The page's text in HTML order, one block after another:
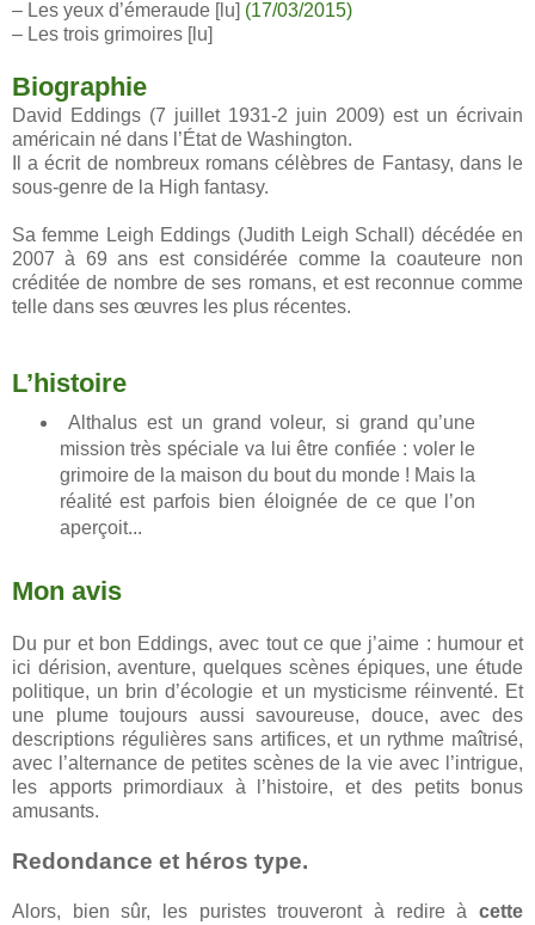
– Les yeux d’émeraude [lu] (17/03/2015)
– Les trois grimoires [lu]
Biographie
David Eddings (7 juillet 1931-2 juin 2009) est un écrivain
américain né dans l’État de Washington.
Il a écrit de nombreux romans célèbres de Fantasy, dans le
sous-genre de la High fantasy.
Sa femme Leigh Eddings (Judith Leigh Schall) décédée en
2007 à 69 ans est considérée comme la coauteure non
créditée de nombre de ses romans, et est reconnue comme
telle dans ses œuvres les plus récentes.
L’histoire
Althalus est un grand voleur, si grand qu’une
mission très spéciale va lui être confiée : voler le
grimoire de la maison du bout du monde ! Mais la
réalité est parfois bien éloignée de ce que l’on
aperçoit...
Mon avis
Du pur et bon Eddings, avec tout ce que j’aime : humour et
ici dérision, aventure, quelques scènes épiques, une étude
politique, un brin d’écologie et un mysticisme réinventé. Et
une plume toujours aussi savoureuse, douce, avec des
descriptions régulières sans artifices, et un rythme maîtrisé,
avec l’alternance de petites scènes de la vie avec l’intrigue,
les apports primordiaux à l’histoire, et des petits bonus
amusants.
Redondance et héros type.
Alors, bien sûr, les puristes trouveront à redire à cette